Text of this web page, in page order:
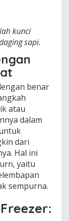
kunci
sapi.
benar
atau
dalam
dari
Hal ini
yaitu
sempurna.